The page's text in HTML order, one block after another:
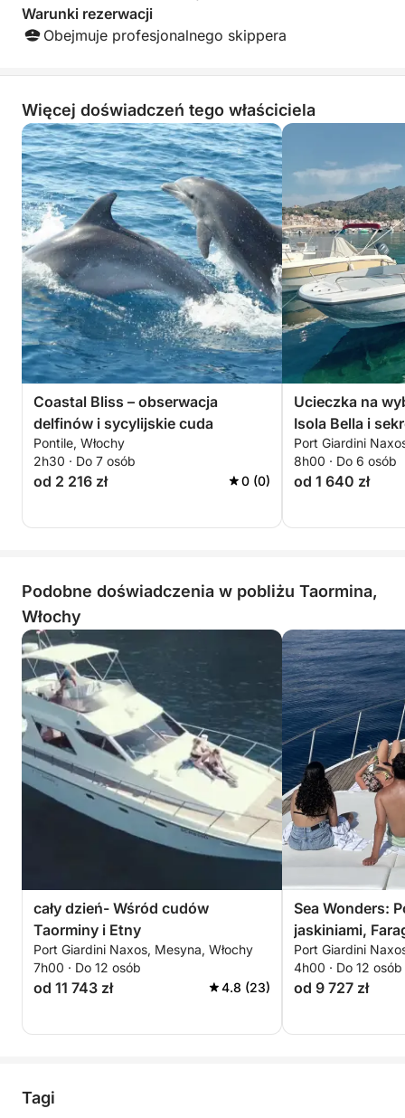
Warunki rezerwacji
Obejmuje profesjonalnego skippera
Więcej doświadczeń tego właściciela
Coastal Bliss – obserwacja
delfinów i sycylijskie cuda
Pontile, Włochy
2h30 · Do 7 osób
od 2 216 zł 0 (0)
Ucieczka na
Isola Bella i
Port Giardini
8h00 · Do 6 osób
od 1 640 zł
Podobne doświadczenia w pobliżu Taormina,
Włochy
cały dzień- Wśród cudów
Taorminy i Etny
Port Giardini Naxos, Mesyna, Włochy
7h00 · Do 12 osób
od 11 743 zł 4.8 (23)
Sea Wonders:
jaskiniami,
nurkowaniem
Port Giardini
4h00 · Do 12 osób
od 9 727 zł
Tagi